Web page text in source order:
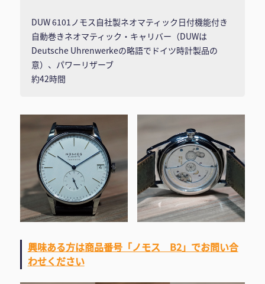
DUW 6101ノモス自社製ネオマティック日付機能付き
自動巻きネオマティック・キャリバー（DUWは
Deutsche Uhrenwerkeの略語でドイツ時計製品の
意）、パワーリザーブ
約42時間
興味ある方は商品番号「ノモス B2」でお問い合
わせください